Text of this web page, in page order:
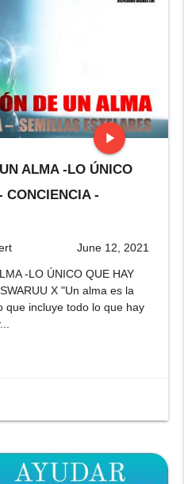
play_arrow
stop
ALMA -LO ÚNICO
CONCIENCIA -
June 12, 2021
-LO ÚNICO QUE HAY
X "Un alma es la
que incluye todo lo que hay